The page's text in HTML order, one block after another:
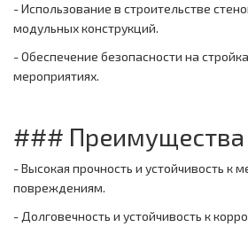
- Использование в строительстве
модульных конструкций.
- Обеспечение безопасности на
мероприятиях.
### Преимущества
- Высокая прочность и устойчивость к
повреждениям.
- Долговечность и устойчивость к